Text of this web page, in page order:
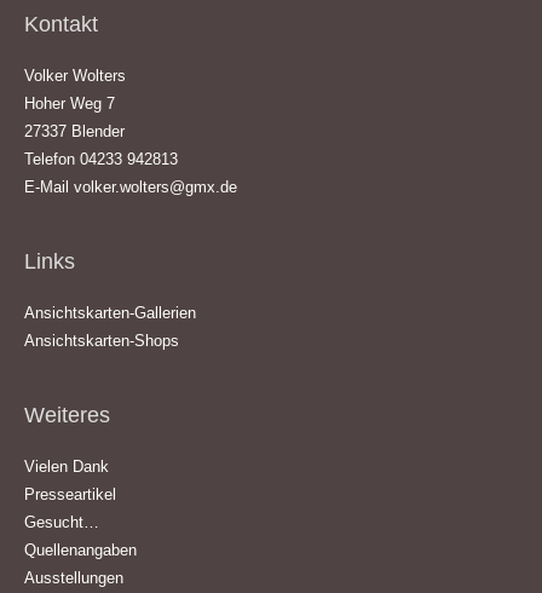
Kontakt
Volker Wolters
Hoher Weg 7
27337 Blender
Telefon 04233 942813
E-Mail volker.wolters@gmx.de
Links
Ansichtskarten-Gallerien
Ansichtskarten-Shops
Weiteres
Vielen Dank
Presseartikel
Gesucht…
Quellenangaben
Ausstellungen